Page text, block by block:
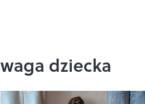
waga dziecka